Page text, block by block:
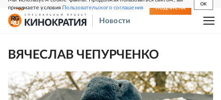
принимаете условияПользовательского соглашения
OK
СВЕЖИЙ НОМЕР ПОДПИСКА
Новости
ВЯЧЕСЛАВ ЧЕПУРЧЕНКО